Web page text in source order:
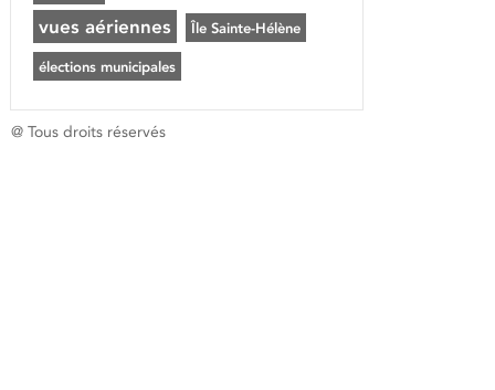
vues aériennes Île Sainte-Hélène
élections municipales
@ Tous droits réservés